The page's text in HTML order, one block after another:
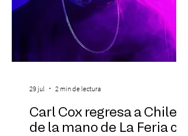
Carl Cox regresa a Chile
de la mano de La Feria con
29 jul 2 min de lectura